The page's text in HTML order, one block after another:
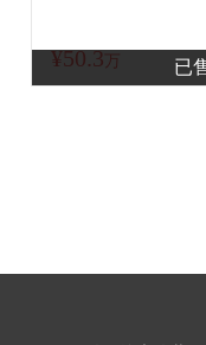
已
¥50.3 万 商